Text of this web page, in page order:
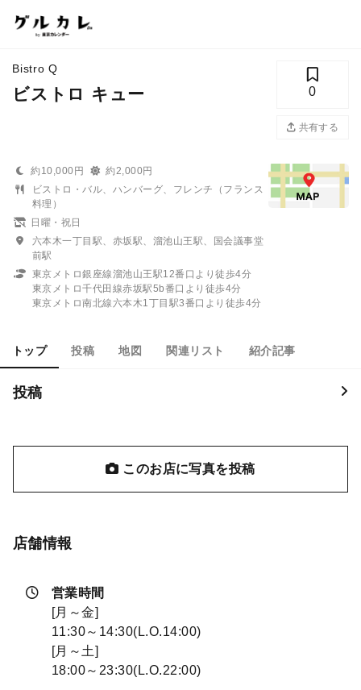
Bistro Q
ビストロ キュー 0
共有する
約10,000円
約2,000円
ビストロ・バル、ハンバーグ、フレンチ（フランス
料理）
日曜・祝日
六本木一丁目駅、赤坂駅、溜池山王駅、国会議事堂
前駅
東京メトロ銀座線溜池山王駅12番口より徒歩4分
東京メトロ千代田線赤坂駅5b番口より徒歩4分
東京メトロ南北線六本木1丁目駅3番口より徒歩4分
トップ 投稿 地図 関連リスト 紹介記事
投稿
このお店に写真を投稿
店舗情報
営業時間
[月～金]
11:30～14:30(L.O.14:00)
[月～土]
18:00～23:30(L.O.22:00)